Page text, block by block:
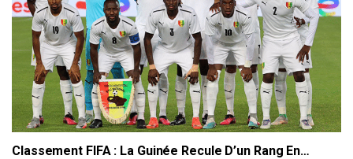
Classement FIFA : La Guinée Recule D’un Rang En…